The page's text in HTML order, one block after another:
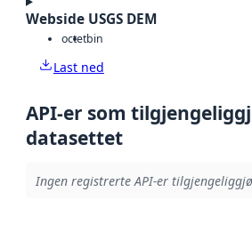
Webside USGS DEM
octetbin
Last ned
API-er som
datasettet
Ingen registrerte API-er